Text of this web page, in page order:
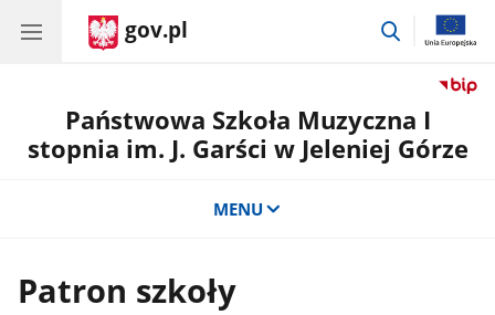
gov.pl
przejdź
Państwowa Szkoła Muzyczna I
stopnia im. J. Garści w Jeleniej Górze
MENU
Patron szkoły